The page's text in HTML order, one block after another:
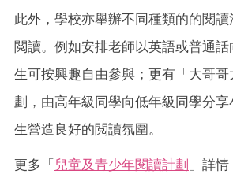
此外，學校亦舉辦不同種類的的閱
閲讀。例如安排老師以英語或普通
生可按興趣自由參與；更有「大哥
劃，由高年級同學向低年級同學分
生營造良好的閲讀氛圍。
更多「 兒童及青少年閱讀計劃 」詳